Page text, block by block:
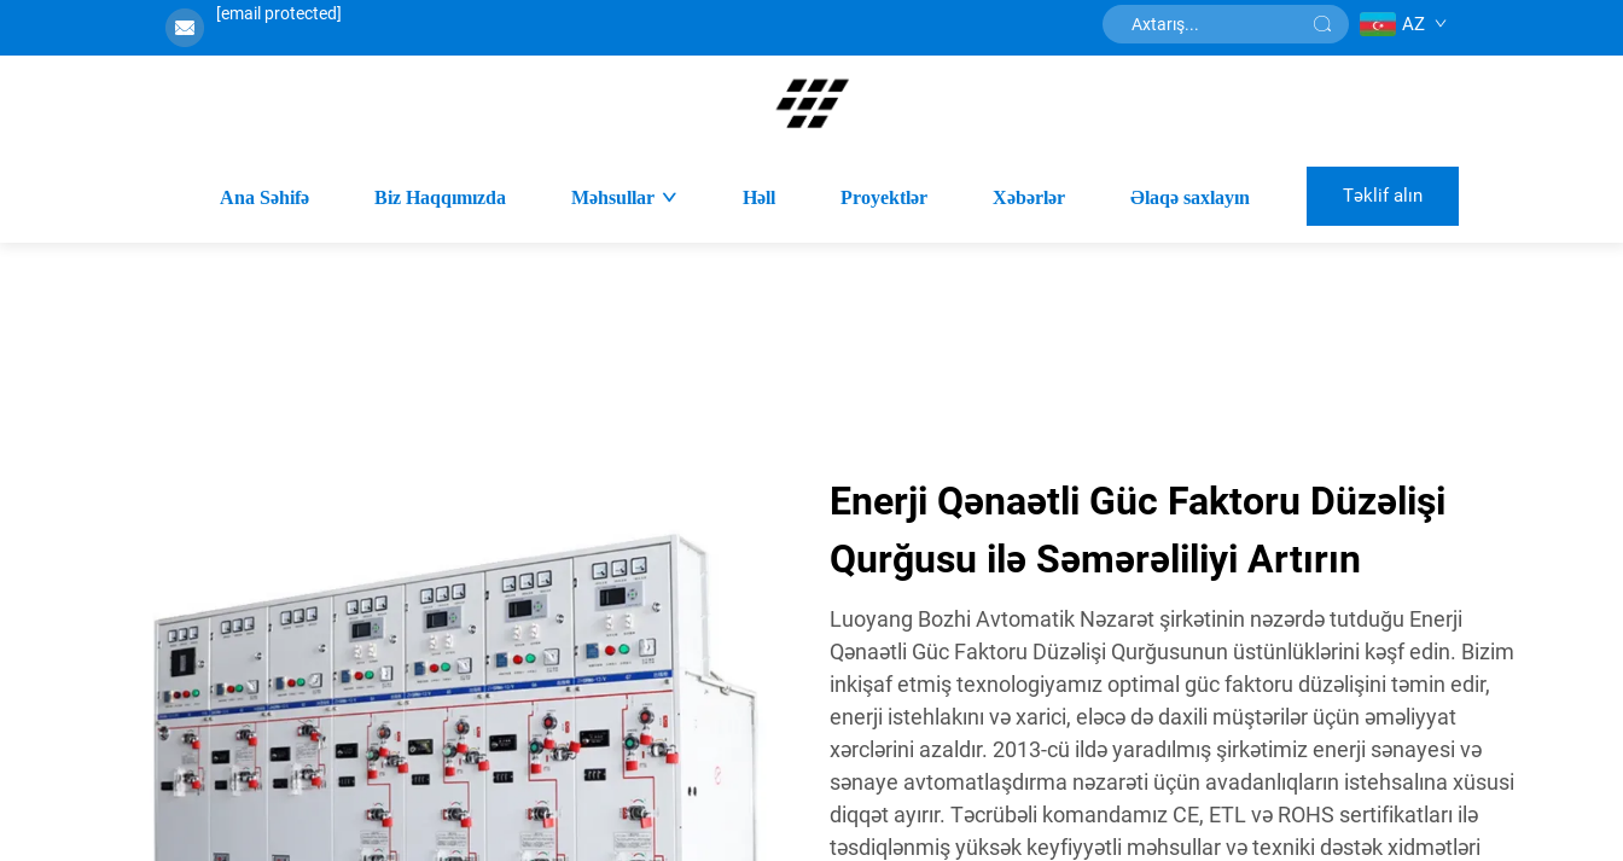
[email protected] AZ
Ana Səhifə Biz Haqqımızda Məhsullar Həll Proyektlər Xəbərlər Əlaqə saxlayın Təklif alın
Enerji Qənaətli Güc Faktoru Düzəlişi
Qurğusu ilə Səmərəliliyi Artırın
Luoyang Bozhi Avtomatik Nəzarət şirkətinin nəzərdə tutduğu Enerji
Qənaətli Güc Faktoru Düzəlişi Qurğusunun üstünlüklərini kəşf edin. Bizim
inkişaf etmiş texnologiyamız optimal güc faktoru düzəlişini təmin edir,
enerji istehlakını və xarici, eləcə də daxili müştərilər üçün əməliyyat
xərclərini azaldır. 2013-cü ildə yaradılmış şirkətimiz enerji sənayesi və
sənaye avtomatlaşdırma nəzarəti üçün avadanlıqların istehsalına xüsusi
diqqət ayırır. Təcrübəli komandamız CE, ETL və ROHS sertifikatları ilə
təsdiqlənmiş yüksək keyfiyyətli məhsullar və texniki dəstək xidmətləri